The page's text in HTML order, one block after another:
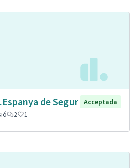
de Segur
Acceptada
2 1